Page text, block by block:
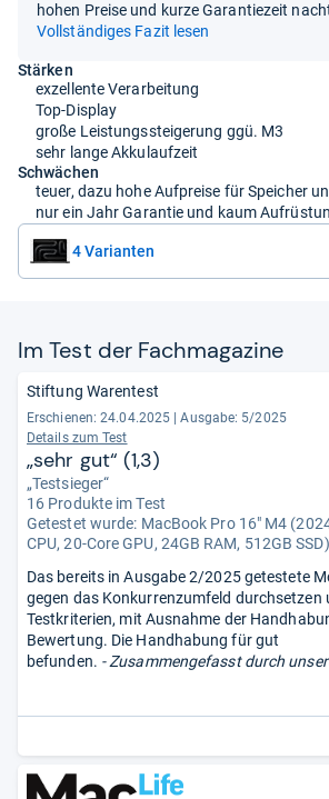
hohen Preise und kurze Garantiezeit
Vollständiges Fazit lesen
Stärken
exzellente Verarbeitung
Top-Display
große Leistungssteigerung ggü. M3
sehr lange Akkulaufzeit
Schwächen
teuer, dazu hohe Aufpreise für Speicher
nur ein Jahr Garantie und kaum
4 Varianten
Im Test der Fach­ma­ga­zine
Stiftung Warentest
Erschienen: 24.04.2025
Ausgabe: 5/2025
Details zum Test
„sehr gut“ (1,3)
„Testsieger“
16 Produkte im Test
Getestet wurde: MacBook Pro 16" M4
CPU, 20-Core GPU, 24GB RAM, 512GB SSD)
Das bereits in Ausgabe 2/2025 getestete
gegen das Konkurrenzumfeld durchsetzen
Testkriterien, mit Ausnahme der
Bewertung. Die Handhabung für gut
befunden. - Zusammengefasst durch